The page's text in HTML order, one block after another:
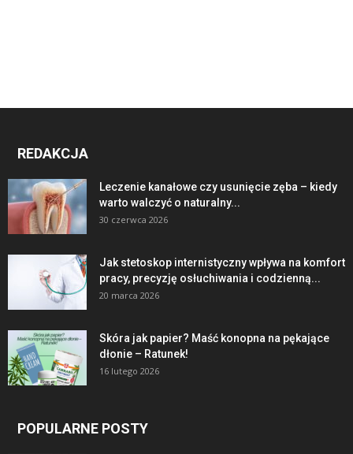
REDAKCJA
Leczenie kanałowe czy usunięcie zęba – kiedy
warto walczyć o naturalny...
30 czerwca 2026
Jak stetoskop internistyczny wpływa na komfort
pracy, precyzję osłuchiwania i codzienną...
20 marca 2026
Skóra jak papier? Maść konopna na pękające
dłonie – Ratunek!
16 lutego 2026
POPULARNE POSTY